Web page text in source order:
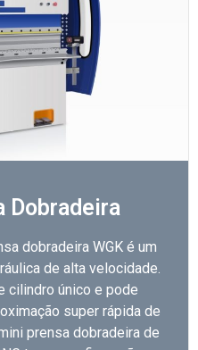
Dobradeira
dobradeira WGK é um
de alta velocidade.
cilindro único e pode
super rápida de
prensa dobradeira de